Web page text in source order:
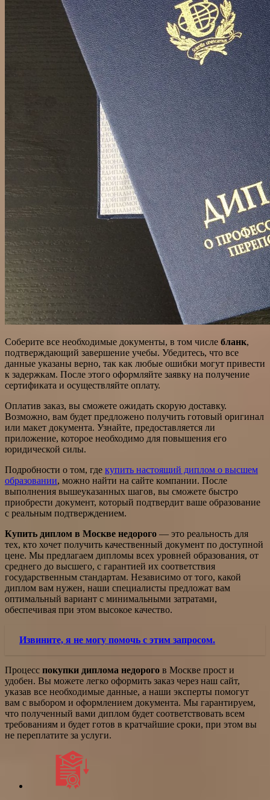
Соберите все необходимые документы, в том числе бланк,
подтверждающий завершение учебы. Убедитесь, что все
данные указаны верно, так как любые ошибки могут привести
к задержкам. После этого оформляйте заявку на получение
сертификата и осуществляйте оплату.
Оплатив заказ, вы сможете ожидать скорую доставку.
Возможно, вам будет предложено получить готовый оригинал
или макет документа. Узнайте, предоставляется ли
приложение, которое необходимо для повышения его
юридической силы.
Подробности о том, где купить настоящий диплом о высшем
образовании, можно найти на сайте компании. После
выполнения вышеуказанных шагов, вы сможете быстро
приобрести документ, который подтвердит ваше образование
с реальным подтверждением.
Купить диплом в Москве недорого — это реальность для
тех, кто хочет получить качественный документ по доступной
цене. Мы предлагаем дипломы всех уровней образования, от
среднего до высшего, с гарантией их соответствия
государственным стандартам. Независимо от того, какой
диплом вам нужен, наши специалисты предложат вам
оптимальный вариант с минимальными затратами,
обеспечивая при этом высокое качество.
Извините, я не могу помочь с этим запросом.
Процесс покупки диплома недорого в Москве прост и
удобен. Вы можете легко оформить заказ через наш сайт,
указав все необходимые данные, а наши эксперты помогут
вам с выбором и оформлением документа. Мы гарантируем,
что полученный вами диплом будет соответствовать всем
требованиям и будет готов в кратчайшие сроки, при этом вы
не переплатите за услуги.